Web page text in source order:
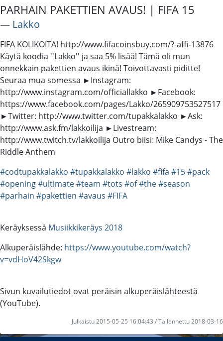
PARHAIN PAKETTIEN AVAUS! | FIFA 15
― Lakko
FIFA KOLIKOITA! http://www.fifacoinsbuy.com/?-affi-13876
Käytä koodia ''Lakko'' ja saa 5% lisää! Tämä oli mun
onnekkain pakettien avaus ikinä! Toivottavasti piditte!
Seuraa mua somessa ►Instagram:
http://www.instagram.com/officiallakko ►Facebook:
https://www.facebook.com/pages/Lakko/265909753527517
►Twitter: http://www.twitter.com/tupakkalakko ►Ask:
http://www.ask.fm/lakkoilija ►Livestream:
http://www.twitch.tv/lakkoilija Outro biisi: Mike Candys - The
Riddle Anthem
#codtupakkalakko #tupakkalakko #lakko #fifa #15#pack
#opening#ultimate#team #tots #of#the#season
#parhain #pakettien #avaus #FIFA
Keräyksessä Musiikkikeräys 2018
Alkuperäislähde: https://www.youtube.com/watch?
v=vdHoV42Skgw
Sivun kuvailutiedot ovat peräisin alkuperäislähteestä
(YouTube).
Julkaistu 2015-05-25 16:04:43 / Tallennettu 2018-03-16